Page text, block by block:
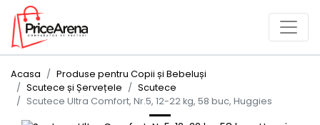
Acasa
Produse pentru Copii și Bebeluși
Scutece și Șervețele
Scutece
Scutece Ultra Comfort, Nr.5, 12-22 kg, 58 buc, Huggies